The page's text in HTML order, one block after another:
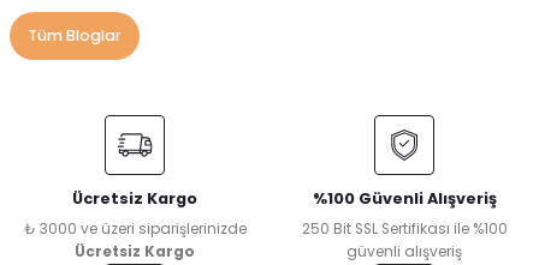
Tüm Bloglar
Ücretsiz Kargo
₺ 3000 ve üzeri siparişlerinizde
Ücretsiz Kargo
%100 Güvenli Alışveriş
250 Bit SSL Sertifikası ile %100
güvenli alışveriş